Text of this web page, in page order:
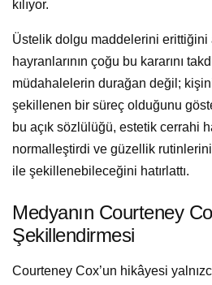
kılıyor.
Üstelik dolgu maddelerini erittiğini
hayranlarının çoğu bu kararını
müdahalelerin durağan değil;
şekillenen bir süreç olduğunu
bu açık sözlülüğü, estetik cerrahi
normalleştirdi ve güzellik
ile şekillenebileceğini hatırlattı.
Medyanın Courteney
Şekillendirmesi
Courteney Cox’un hikâyesi